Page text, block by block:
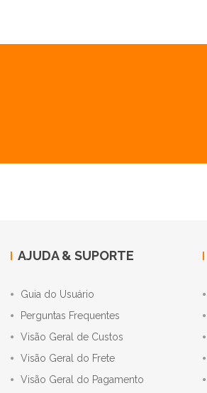
AJUDA & SUPORTE
Guia do Usuário
Perguntas Frequentes
Visão Geral de Custos
Visão Geral do Frete
Visão Geral do Pagamento